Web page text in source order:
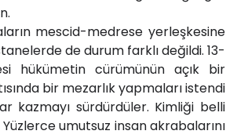
mescid-medrese yerleşkesine
de durum farklı değildi. 13-
hükümetin cürümünün açık bir
bir mezarlık yapmaları istendi
kazmayı sürdürdüler. Kimliği belli
umutsuz insan akrabalarını